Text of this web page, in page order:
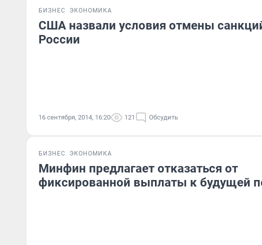
БИЗНЕС ЭКОНОМИКА
США назвали условия отмены
России
16 сентября, 2014, 16:20 121 Обсудить
БИЗНЕС ЭКОНОМИКА
Минфин предлагает отказаться от
фиксированной выплаты к будущей